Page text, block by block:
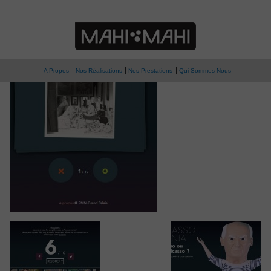
A Propos Nos Réalisations Nos Prestations Qui Sommes-Nous